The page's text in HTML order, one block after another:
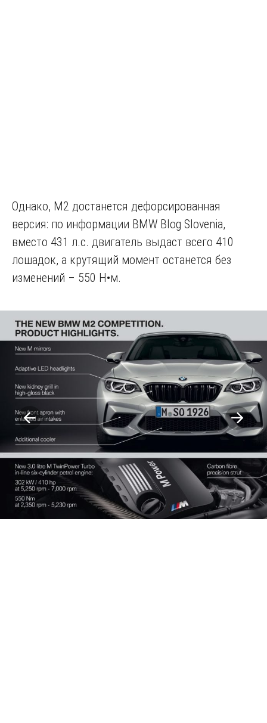
Однако, M2 достанется дефорсированная
версия: по информации BMW Blog Slovenia,
вместо 431 л.с. двигатель выдаст всего 410
лошадок, а крутящий момент останется без
изменений – 550 Н•м.